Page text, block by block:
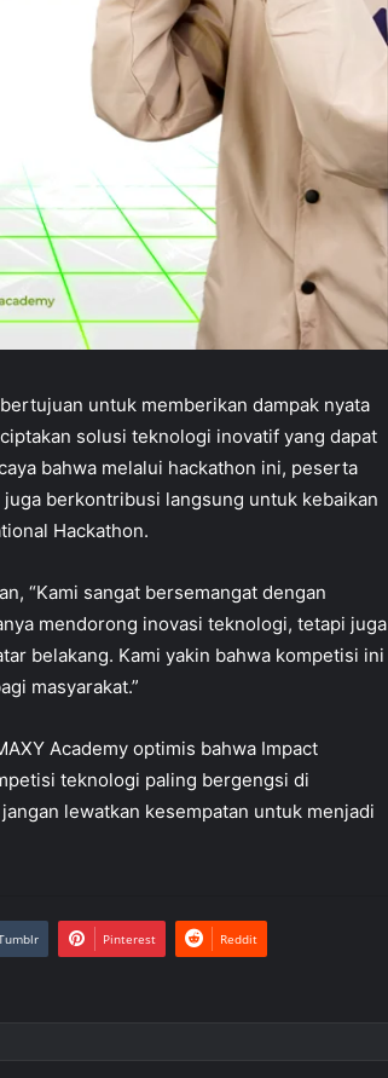
untuk memberikan dampak nyata
solusi teknologi inovatif yang dapat
bahwa melalui hackathon ini, peserta
berkontribusi langsung untuk kebaikan
Hackathon.
“Kami sangat bersemangat dengan
mendorong inovasi teknologi, tetapi juga
belakang. Kami yakin bahwa kompetisi ini
masyarakat.”
Academy optimis bahwa Impact
teknologi paling bergengsi di
lewatkan kesempatan untuk menjadi
Pinterest Reddit